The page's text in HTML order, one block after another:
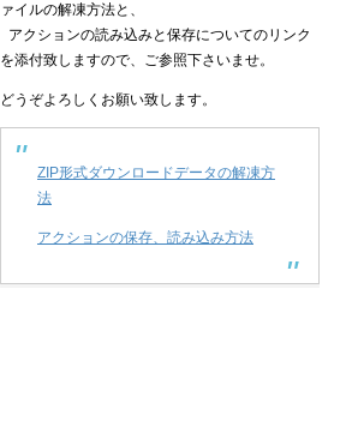
ァイルの解凍方法と、
アクションの読み込みと保存についてのリンク
を添付致しますので、ご参照下さいませ。
どうぞよろしくお願い致します。
ZIP形式ダウンロードデータの解凍方
法
アクションの保存、読み込み方法